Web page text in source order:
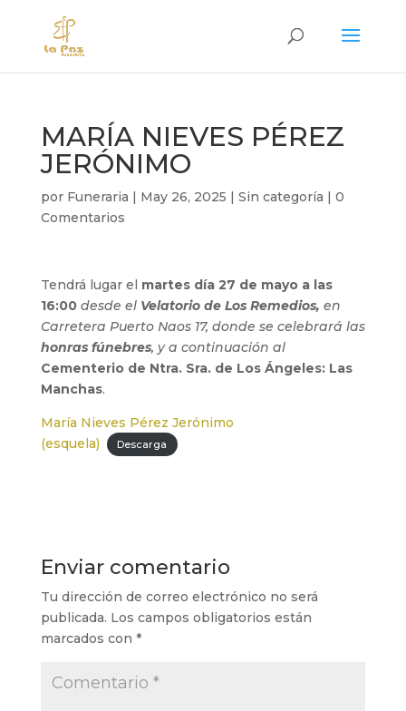
MARÍA NIEVES PÉREZ
JERÓNIMO
por Funeraria | May 26, 2025 | Sin categoría | 0
Comentarios
Tendrá lugar el martes día 27 de mayo a las
16:00 desde el Velatorio de Los Remedios, en
Carretera Puerto Naos 17, donde se celebrará las
honras fúnebres, y a continuación al
Cementerio de Ntra. Sra. de Los Ángeles: Las
Manchas.
María Nieves Pérez Jerónimo
(esquela)
Descarga
Enviar comentario
Tu dirección de correo electrónico no será
publicada. Los campos obligatorios están
marcados con *